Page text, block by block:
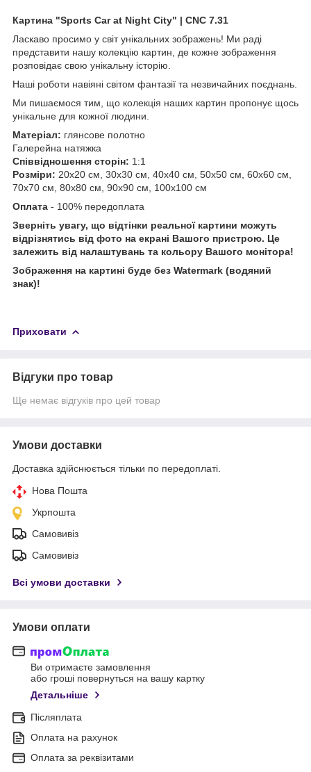
Картина "Sports Car at Night City" | CNC 7.31
Ласкаво просимо у світ унікальних зображень! Ми раді
представити нашу колекцію картин, де кожне зображення
розповідає свою унікальну історію.
Наші роботи навіяні світом фантазії та незвичайних поєднань.
Ми пишаємося тим, що колекція наших картин пропонує щось
унікальне для кожної людини.
Матеріал: глянсове полотно
Галерейна натяжка
Співвідношення сторін: 1:1
Розміри: 20х20 см, 30х30 см, 40х40 см, 50х50 см, 60х60 см,
70х70 см, 80х80 см, 90х90 см, 100х100 см
Оплата - 100% передоплата
Зверніть увагу, що відтінки реальної картини можуть
відрізнятись від фото на екрані Вашого пристрою. Це
залежить від налаштувань та кольору Вашого монітора!
Зображення на картині буде без Watermark (водяний
знак)!
Приховати
Відгуки про товар
Ще немає відгуків про цей товар
Умови доставки
Доставка здійснюється тільки по передоплаті.
Нова Пошта
Укрпошта
Самовивіз
Самовивіз
Всі умови доставки
Умови оплати
Ви отримаєте замовлення
або гроші повернуться на вашу картку
Детальніше
Післяплата
Оплата на рахунок
Оплата за реквізитами